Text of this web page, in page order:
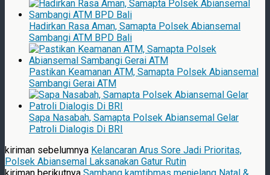
Hadirkan Rasa Aman, Samapta Polsek Abiansemal
Sambangi ATM BPD Bali
Pastikan Keamanan ATM, Samapta Polsek Abiansemal
Sambangi Gerai ATM
Sapa Nasabah, Samapta Polsek Abiansemal Gelar
Patroli Dialogis Di BRI
kiriman sebelumnya Kelancaran Arus Sore Jadi Prioritas,
Polsek Abiansemal Laksanakan Gatur Rutin